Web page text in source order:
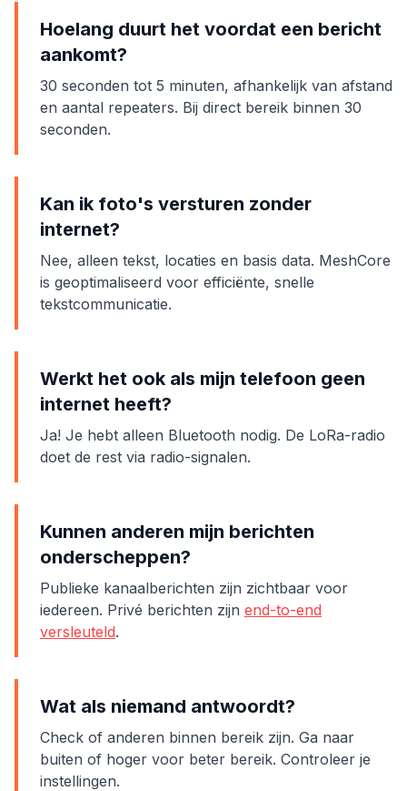
Hoelang duurt het voordat een bericht
aankomt?
30 seconden tot 5 minuten, afhankelijk van afstand
en aantal repeaters. Bij direct bereik binnen 30
seconden.
Kan ik foto's versturen zonder
internet?
Nee, alleen tekst, locaties en basis data. MeshCore
is geoptimaliseerd voor efficiënte, snelle
tekstcommunicatie.
Werkt het ook als mijn telefoon geen
internet heeft?
Ja! Je hebt alleen Bluetooth nodig. De LoRa-radio
doet de rest via radio-signalen.
Kunnen anderen mijn berichten
onderscheppen?
Publieke kanaalberichten zijn zichtbaar voor
iedereen. Privé berichten zijn end-to-end
versleuteld.
Wat als niemand antwoordt?
Check of anderen binnen bereik zijn. Ga naar
buiten of hoger voor beter bereik. Controleer je
instellingen.